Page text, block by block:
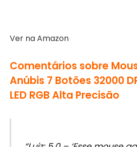
Ver na Amazon
Comentários sobre
Anúbis 7 Botões 32000
LED RGB Alta Precisão